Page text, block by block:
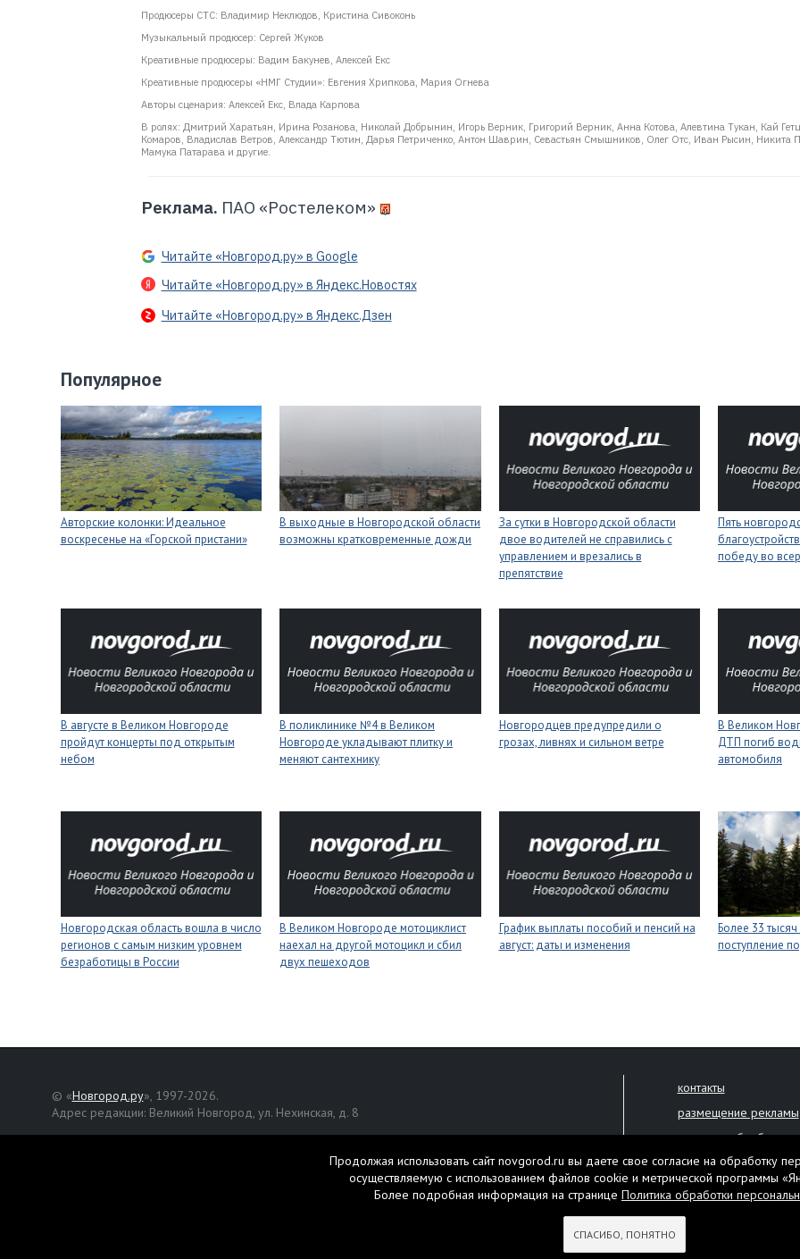
Продюсеры СТС: Владимир Неклюдов, Кристина Сивоконь
Музыкальный продюсер: Сергей Жуков
Креативные продюсеры: Вадим Бакунев, Алексей Екс
Креативные продюсеры «НМГ Студии»: Евгения Хрипкова, Мария Огнева
Авторы сценария: Алексей Екс, Влада Карпова
В ролях: Дмитрий Харатьян, Ирина Розанова, Николай Добрынин, Игорь Верник, Григорий Верник, Анна Котова, Алевтина Тукан, Кай
Комаров, Владислав Ветров, Александр Тютин, Дарья Петриченко, Антон Шаврин, Севастьян Смышников, Олег Отс, Иван Рысин, Никита
Мамука Патарава и другие.
Реклама. ПАО «Ростелеком»
Читайте «Новгород.ру» в Google
Читайте «Новгород.ру» в Яндекс.Новостях
Читайте «Новгород.ру» в Яндекс.Дзен
Популярное
Авторские колонки: Идеальное
воскресенье на «Горской пристани»
В выходные в Новгородской области
возможны кратковременные дожди
За сутки в Новгородской области
двое водителей не справились с
управлением и врезались в
препятствие
Пять
победу во
В августе в Великом Новгороде
пройдут концерты под открытым
небом
В поликлинике №4 в Великом
Новгороде укладывают плитку и
меняют сантехнику
Новгородцев предупредили о
грозах, ливнях и сильном ветре
В Великом
ДТП погиб
автомобиля
Новгородская область вошла в число
регионов с самым низким уровнем
безработицы в России
В Великом Новгороде мотоциклист
наехал на другой мотоцикл и сбил
двух пешеходов
График выплаты пособий и пенсий на
август: даты и изменения
Более 33
поступление
© «Новгород.ру», 1997-2026.
Адрес редакции: Великий Новгород, ул. Нехинская, д. 8
, публикуются на правах рекламы.
контакты
размещение рекламы
политика обработки
Настоящий ресурс
Нашли ошибку?
Продолжая использовать сайт novgorod.ru вы даете свое согласие на обработку
осуществляемую с использованием файлов cookie и метрической программы
Более подробная информация на странице Политика обработки
СПАСИБО, ПОНЯТНО